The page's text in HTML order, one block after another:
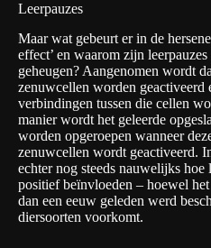
Leerpauzes
Maar wat gebeurt er in de
effect’ en waarom zijn
geheugen? Aangenomen wordt
zenuwcellen worden geactiveerd
verbindingen tussen die cellen
manier wordt het geleerde
worden opgeroepen wanneer
zenuwcellen wordt geactiveerd.
echter nog steeds nauwelijks hoe
positief beïnvloeden – hoewel
dan een eeuw geleden werd
diersoorten voorkomt.